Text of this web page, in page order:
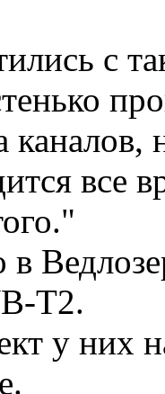
с
все
T2.
у них